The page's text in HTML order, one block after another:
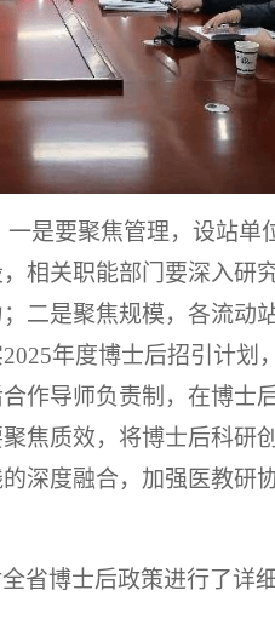
是要聚焦管理，设站单
相关职能部门要深入研
二是聚焦规模，各流动
2025年度博士后招引计划
作导师负责制，在博士
焦质效，将博士后科研
深度融合，加强医教研
省博士后政策进行了详